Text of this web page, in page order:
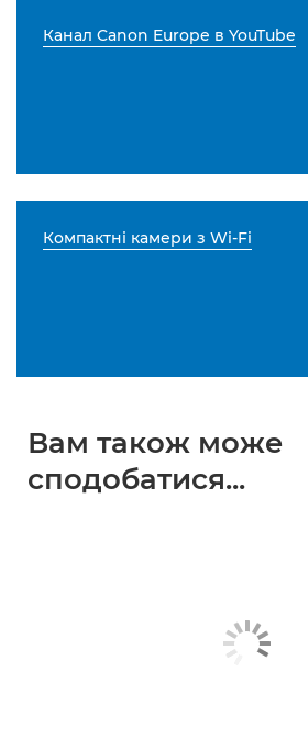
Канал Canon Europe в YouTube
Компактні камери з Wi-Fi
Вам також може
сподобатися...